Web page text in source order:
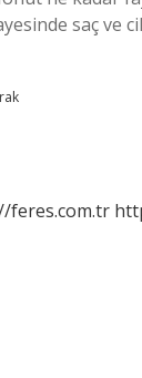
saç ve
feres.com.tr